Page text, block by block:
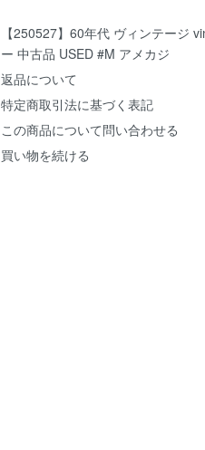
【250527】60年代 ヴィンテージ
ー 中古品 USED #M アメカジ
返品について
特定商取引法に基づく表記
この商品について問い合わせる
買い物を続ける